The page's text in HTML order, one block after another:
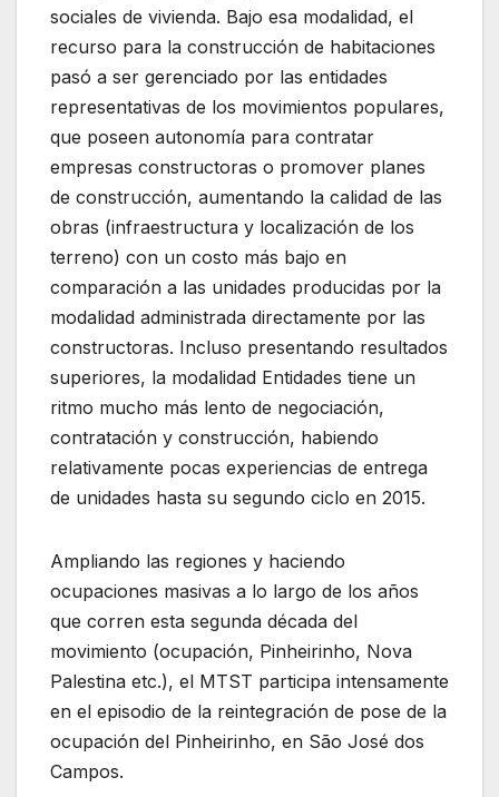
sociales de vivienda. Bajo esa modalidad, el
recurso para la construcción de habitaciones
pasó a ser gerenciado por las entidades
representativas de los movimientos populares,
que poseen autonomía para contratar
empresas constructoras o promover planes
de construcción, aumentando la calidad de las
obras (infraestructura y localización de los
terreno) con un costo más bajo en
comparación a las unidades producidas por la
modalidad administrada directamente por las
constructoras. Incluso presentando resultados
superiores, la modalidad Entidades tiene un
ritmo mucho más lento de negociación,
contratación y construcción, habiendo
relativamente pocas experiencias de entrega
de unidades hasta su segundo ciclo en 2015.
Ampliando las regiones y haciendo
ocupaciones masivas a lo largo de los años
que corren esta segunda década del
movimiento (ocupación, Pinheirinho, Nova
Palestina etc.), el MTST participa intensamente
en el episodio de la reintegración de pose de la
ocupación del Pinheirinho, en São José dos
Campos.